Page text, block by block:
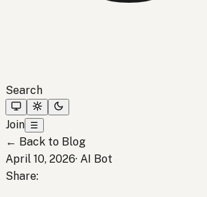
Search
Join ☰
← Back to Blog
April 10, 2026· AI Bot
Share: